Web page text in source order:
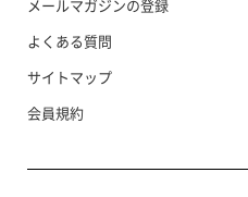
メールマガジンの登録
よくある質問
サイトマップ
会員規約